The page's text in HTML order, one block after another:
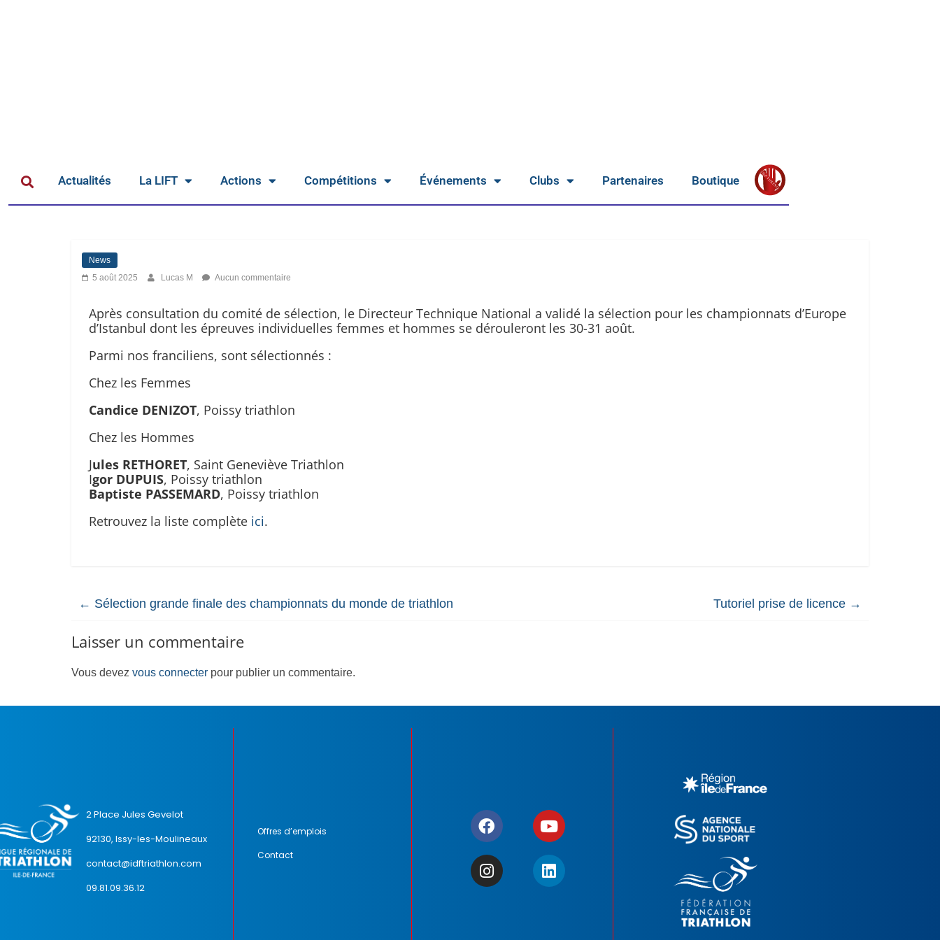
Actualités La LIFT Actions Compétitions Événements Clubs Partenaires Boutique
STOPVIOLENCE
News
5 août 2025
Lucas M Aucun commentaire
Après consultation du comité de sélection, le Directeur Technique National a validé la sélection pour les championnats d’Europe
d’Istanbul dont les épreuves individuelles femmes et hommes se dérouleront les 30-31 août.
Parmi nos franciliens, sont sélectionnés :
Chez les Femmes
Candice DENIZOT, Poissy triathlon
Chez les Hommes
Jules RETHORET, Saint Geneviève Triathlon
Igor DUPUIS, Poissy triathlon
Baptiste PASSEMARD, Poissy triathlon
Retrouvez la liste complète ici.
← Sélection grande finale des championnats du monde de triathlon Tutoriel prise de licence →
Laisser un commentaire
Vous devez vous connecter pour publier un commentaire.
2 Place Jules Gevelot
92130, Issy-les-Moulineaux
contact@idftriathlon.com
09.81.09.36.12
Offres d’emplois
Contact